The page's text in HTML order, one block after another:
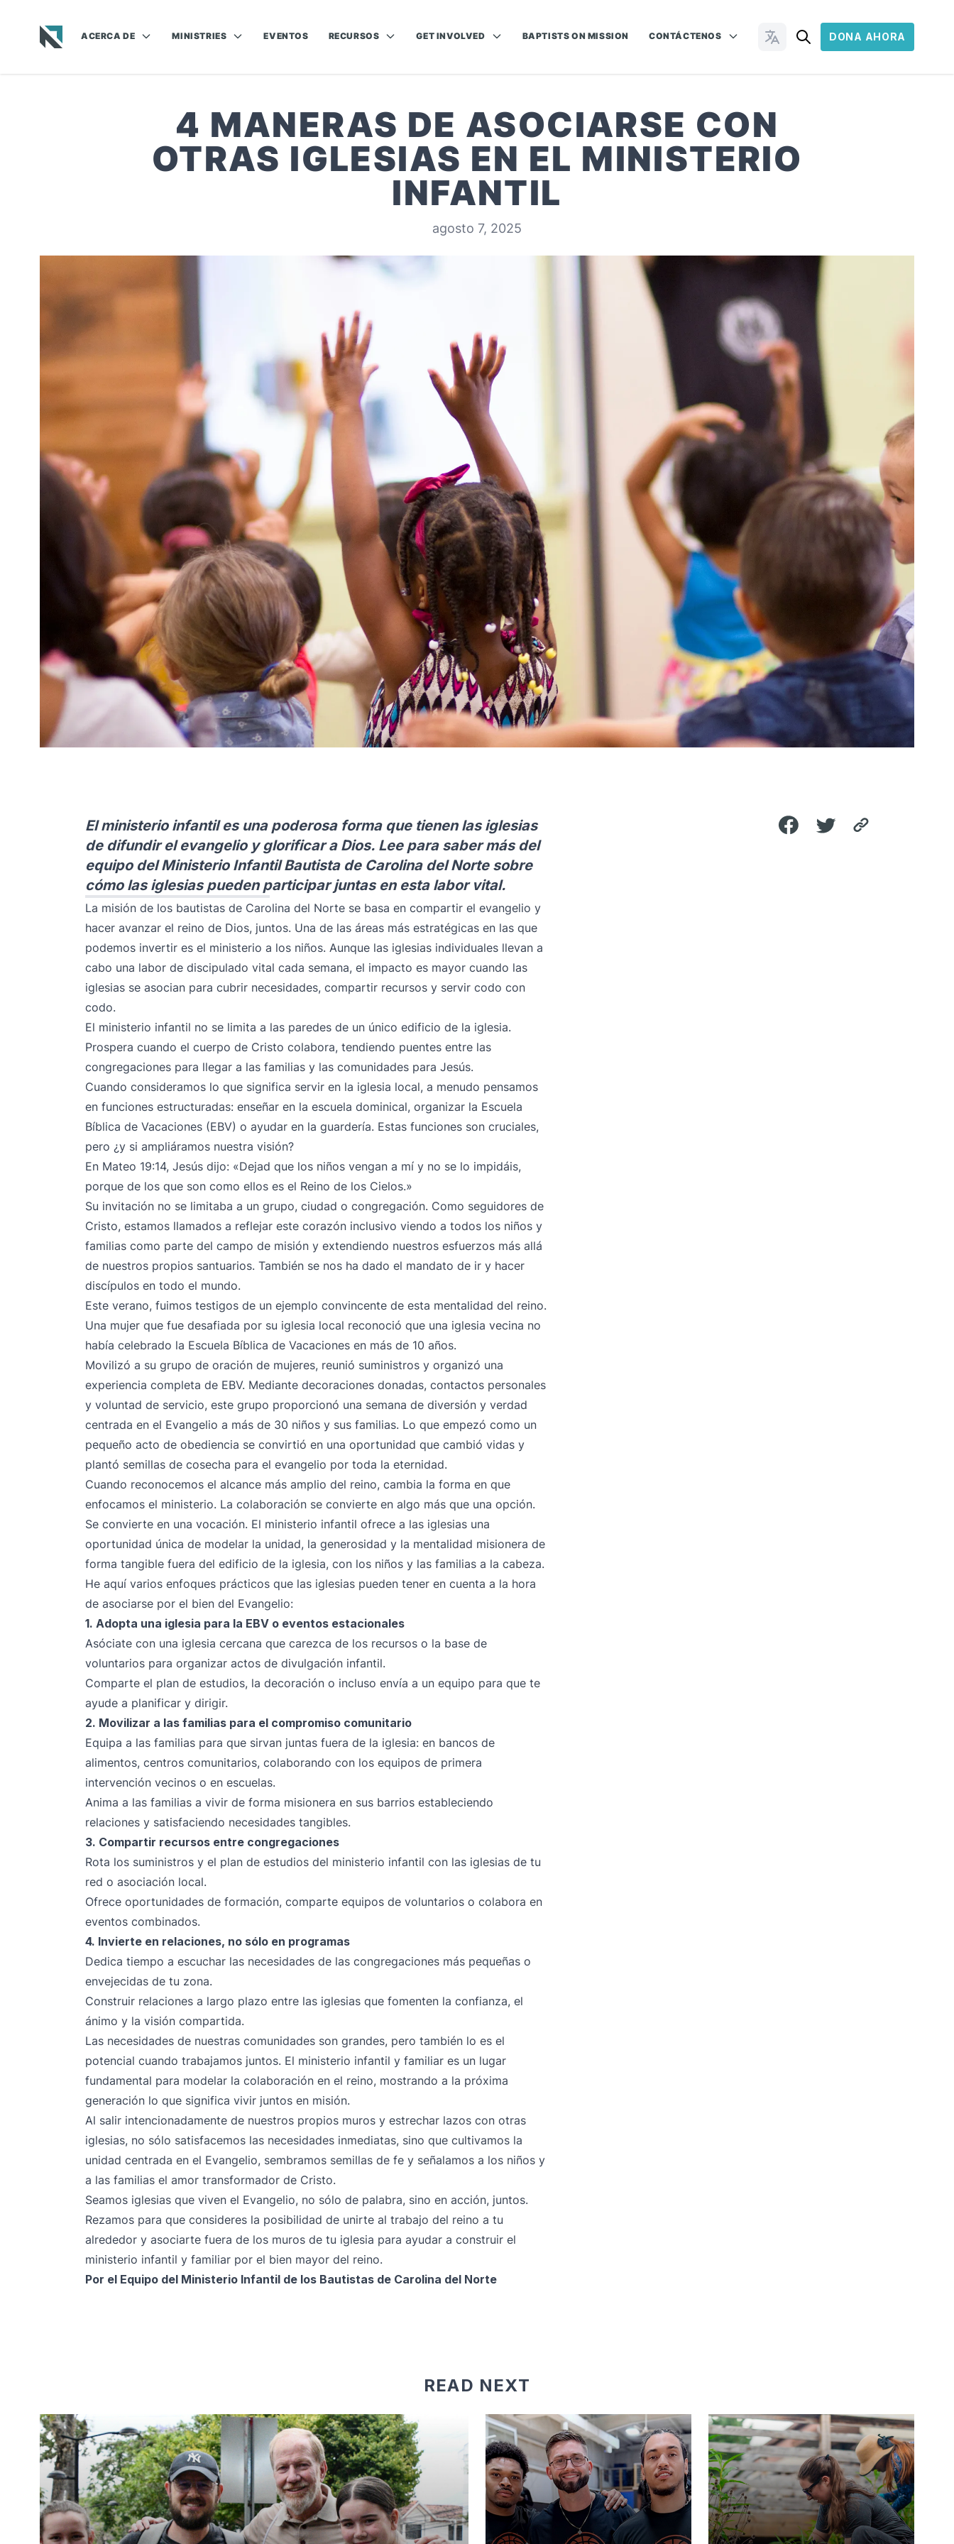
ACERCA DE MINISTRIES EVENTOS RECURSOS GET INVOLVED BAPTISTS ON MISSION CONTÁCTENOS Cambiar idiomaDONA AHORA
4 MANERAS DE ASOCIARSE CON
OTRAS IGLESIAS EN EL MINISTERIO
INFANTIL
agosto 7, 2025
El ministerio infantil es una poderosa forma que tienen las iglesias
de difundir el evangelio y glorificar a Dios. Lee para saber más del
equipo del Ministerio Infantil Bautista de Carolina del Norte sobre
cómo las iglesias pueden participar juntas en esta labor vital.
La misión de los bautistas de Carolina del Norte se basa en compartir el evangelio y
hacer avanzar el reino de Dios, juntos. Una de las áreas más estratégicas en las que
podemos invertir es el ministerio a los niños. Aunque las iglesias individuales llevan a
cabo una labor de discipulado vital cada semana, el impacto es mayor cuando las
iglesias se asocian para cubrir necesidades, compartir recursos y servir codo con
codo.
El ministerio infantil no se limita a las paredes de un único edificio de la iglesia.
Prospera cuando el cuerpo de Cristo colabora, tendiendo puentes entre las
congregaciones para llegar a las familias y las comunidades para Jesús.
Cuando consideramos lo que significa servir en la iglesia local, a menudo pensamos
en funciones estructuradas: enseñar en la escuela dominical, organizar la Escuela
Bíblica de Vacaciones (EBV) o ayudar en la guardería. Estas funciones son cruciales,
pero ¿y si ampliáramos nuestra visión?
En Mateo 19:14, Jesús dijo: «Dejad que los niños vengan a mí y no se lo impidáis,
porque de los que son como ellos es el Reino de los Cielos.»
Su invitación no se limitaba a un grupo, ciudad o congregación. Como seguidores de
Cristo, estamos llamados a reflejar este corazón inclusivo viendo a todos los niños y
familias como parte del campo de misión y extendiendo nuestros esfuerzos más allá
de nuestros propios santuarios. También se nos ha dado el mandato de ir y hacer
discípulos en todo el mundo.
Este verano, fuimos testigos de un ejemplo convincente de esta mentalidad del reino.
Una mujer que fue desafiada por su iglesia local reconoció que una iglesia vecina no
había celebrado la Escuela Bíblica de Vacaciones en más de 10 años.
Movilizó a su grupo de oración de mujeres, reunió suministros y organizó una
experiencia completa de EBV. Mediante decoraciones donadas, contactos personales
y voluntad de servicio, este grupo proporcionó una semana de diversión y verdad
centrada en el Evangelio a más de 30 niños y sus familias. Lo que empezó como un
pequeño acto de obediencia se convirtió en una oportunidad que cambió vidas y
plantó semillas de cosecha para el evangelio por toda la eternidad.
Cuando reconocemos el alcance más amplio del reino, cambia la forma en que
enfocamos el ministerio. La colaboración se convierte en algo más que una opción.
Se convierte en una vocación. El ministerio infantil ofrece a las iglesias una
oportunidad única de modelar la unidad, la generosidad y la mentalidad misionera de
forma tangible fuera del edificio de la iglesia, con los niños y las familias a la cabeza.
He aquí varios enfoques prácticos que las iglesias pueden tener en cuenta a la hora
de asociarse por el bien del Evangelio:
1. Adopta una iglesia para la EBV o eventos estacionales
Asóciate con una iglesia cercana que carezca de los recursos o la base de
voluntarios para organizar actos de divulgación infantil.
Comparte el plan de estudios, la decoración o incluso envía a un equipo para que te
ayude a planificar y dirigir.
2. Movilizar a las familias para el compromiso comunitario
Equipa a las familias para que sirvan juntas fuera de la iglesia: en bancos de
alimentos, centros comunitarios, colaborando con los equipos de primera
intervención vecinos o en escuelas.
Anima a las familias a vivir de forma misionera en sus barrios estableciendo
relaciones y satisfaciendo necesidades tangibles.
3. Compartir recursos entre congregaciones
Rota los suministros y el plan de estudios del ministerio infantil con las iglesias de tu
red o asociación local.
Ofrece oportunidades de formación, comparte equipos de voluntarios o colabora en
eventos combinados.
4. Invierte en relaciones, no sólo en programas
Dedica tiempo a escuchar las necesidades de las congregaciones más pequeñas o
envejecidas de tu zona.
Construir relaciones a largo plazo entre las iglesias que fomenten la confianza, el
ánimo y la visión compartida.
Las necesidades de nuestras comunidades son grandes, pero también lo es el
potencial cuando trabajamos juntos. El ministerio infantil y familiar es un lugar
fundamental para modelar la colaboración en el reino, mostrando a la próxima
generación lo que significa vivir juntos en misión.
Al salir intencionadamente de nuestros propios muros y estrechar lazos con otras
iglesias, no sólo satisfacemos las necesidades inmediatas, sino que cultivamos la
unidad centrada en el Evangelio, sembramos semillas de fe y señalamos a los niños y
a las familias el amor transformador de Cristo.
Seamos iglesias que viven el Evangelio, no sólo de palabra, sino en acción, juntos.
Rezamos para que consideres la posibilidad de unirte al trabajo del reino a tu
alrededor y asociarte fuera de los muros de tu iglesia para ayudar a construir el
ministerio infantil y familiar por el bien mayor del reino.
Por el Equipo del Ministerio Infantil de los Bautistas de Carolina del Norte
READ NEXT